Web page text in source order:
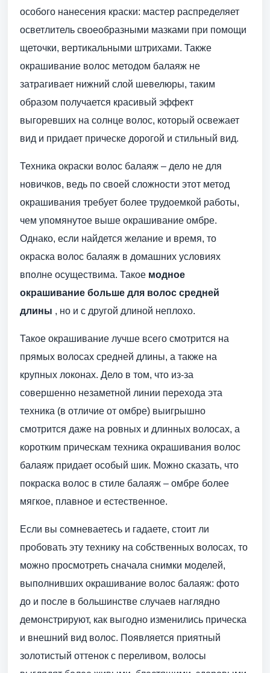
особого нанесения краски: мастер распределяет
осветлитель своеобразными мазками при помощи
щеточки, вертикальными штрихами. Также
окрашивание волос методом балаяж не
затрагивает нижний слой шевелюры, таким
образом получается красивый эффект
выгоревших на солнце волос, который освежает
вид и придает прическе дорогой и стильный вид.
Техника окраски волос балаяж – дело не для
новичков, ведь по своей сложности этот метод
окрашивания требует более трудоемкой работы,
чем упомянутое выше окрашивание омбре.
Однако, если найдется желание и время, то
окраска волос балаяж в домашних условиях
вполне осуществима. Такое модное
окрашивание больше для волос средней
длины , но и с другой длиной неплохо.
Такое окрашивание лучше всего смотрится на
прямых волосах средней длины, а также на
крупных локонах. Дело в том, что из-за
совершенно незаметной линии перехода эта
техника (в отличие от омбре) выигрышно
смотрится даже на ровных и длинных волосах, а
коротким прическам техника окрашивания волос
балаяж придает особый шик. Можно сказать, что
покраска волос в стиле балаяж – омбре более
мягкое, плавное и естественное.
Если вы сомневаетесь и гадаете, стоит ли
пробовать эту технику на собственных волосах, то
можно просмотреть сначала снимки моделей,
выполнивших окрашивание волос балаяж: фото
до и после в большинстве случаев наглядно
демонстрируют, как выгодно изменились прическа
и внешний вид волос. Появляется приятный
золотистый оттенок с переливом, волосы